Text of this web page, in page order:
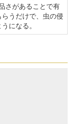
さがあることで有
うだけで、虫の侵
になる。